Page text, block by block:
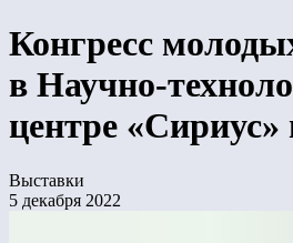
Конгресс
в Научно-
центре «Сириус»
Выставки
5 декабря 2022